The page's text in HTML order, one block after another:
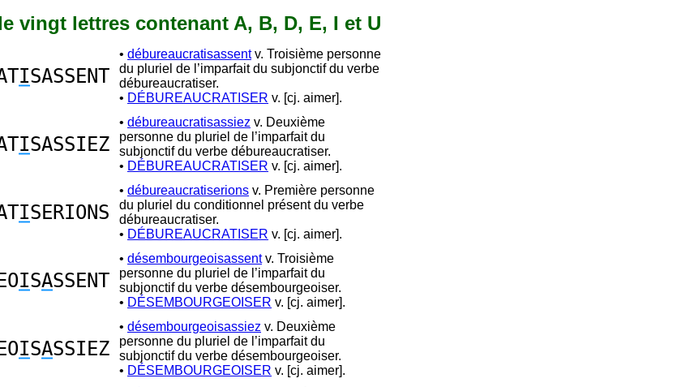
vingt lettres contenant A, B, D, E, I et U
ISASSENT
• débureaucratisassentv. Troisième personne
du pluriel de l’imparfait du subjonctif du verbe
débureaucratiser.
• DÉBUREAUCRATISER v. [cj. aimer].
ISASSIEZ
• débureaucratisassiez v. Deuxième
personne du pluriel de l’imparfait du
subjonctif du verbe débureaucratiser.
• DÉBUREAUCRATISER v. [cj. aimer].
ISERIONS
• débureaucratiserions v. Première personne
du pluriel du conditionnel présent du verbe
débureaucratiser.
• DÉBUREAUCRATISER v. [cj. aimer].
ISASSENT
• désembourgeoisassentv. Troisième
personne du pluriel de l’imparfait du
subjonctif du verbe désembourgeoiser.
• DÉSEMBOURGEOISER v. [cj. aimer].
ISASSIEZ
• désembourgeoisassiez v. Deuxième
personne du pluriel de l’imparfait du
subjonctif du verbe désembourgeoiser.
• DÉSEMBOURGEOISER v. [cj. aimer].